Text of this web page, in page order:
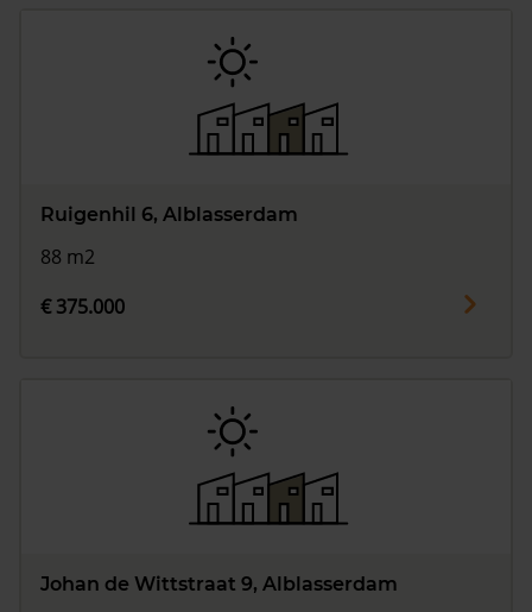
Ruigenhil 6, Alblasserdam
88 m2
€ 375.000
Johan de Wittstraat 9, Alblasserdam